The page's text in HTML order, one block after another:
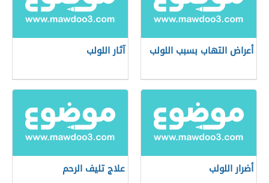
أعراض التهاب بسبب اللولب آثار اللولب
أضرار اللولب علاج تليف الرحم